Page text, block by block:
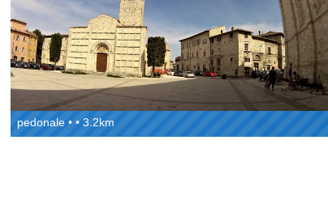
pedonale • • 3.2km